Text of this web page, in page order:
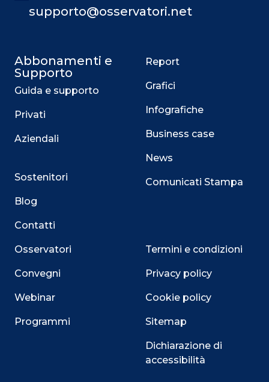
supporto@osservatori.net
Abbonamenti e
Supporto
Guida e supporto
Privati
Aziendali
Sostenitori
Blog
Contatti
Osservatori
Convegni
Webinar
Programmi
Report
Grafici
Infografiche
Business case
News
Comunicati Stampa
Termini e condizioni
Privacy policy
Cookie policy
Sitemap
Dichiarazione di
accessibilità